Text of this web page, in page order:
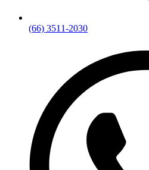
(66) 3511-2030